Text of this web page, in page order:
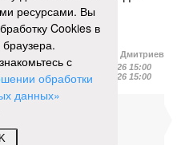
чем умело
Иван Дмитриев
Опубликовано:
09.08.2026 15:00
09.08.2026 15:00
ресурсами. Вы
Cookies в
браузера.
с
обработки
данных»